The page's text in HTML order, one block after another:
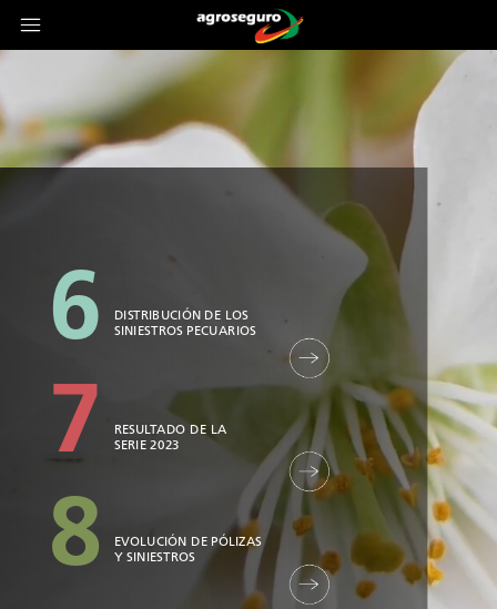
6 DISTRIBUCIÓN DE LOS
SINIESTROS PECUARIOS
7 RESULTADO DE LA
SERIE 2023
8 EVOLUCIÓN DE PÓLIZAS
Y SINIESTROS